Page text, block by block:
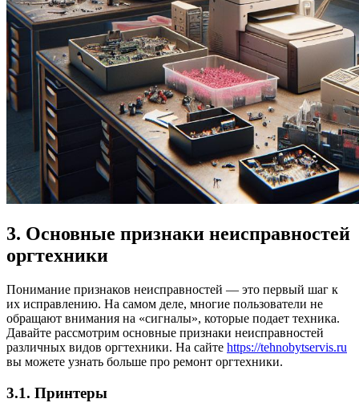
3. Основные признаки неисправностей
оргтехники
Понимание признаков неисправностей — это первый шаг к
их исправлению. На самом деле, многие пользователи не
обращают внимания на «сигналы», которые подает техника.
Давайте рассмотрим основные признаки неисправностей
различных видов оргтехники. На сайте https://tehnobytservis.ru
вы можете узнать больше про ремонт оргтехники.
3.1. Принтеры